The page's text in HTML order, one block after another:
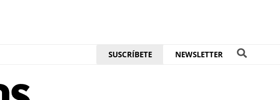
SUSCRÍBETE NEWSLETTER